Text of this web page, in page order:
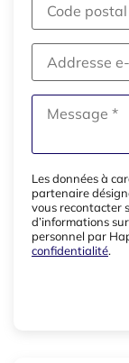
Les données à
partenaire
vous recontacter
d’informations
personnel par
confidentialité.